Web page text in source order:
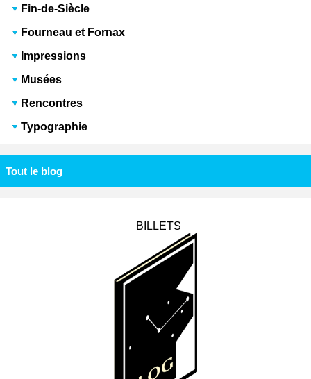
Fin-de-Siècle
Fourneau et Fornax
Impressions
Musées
Rencontres
Typographie
Tout le blog
BILLETS